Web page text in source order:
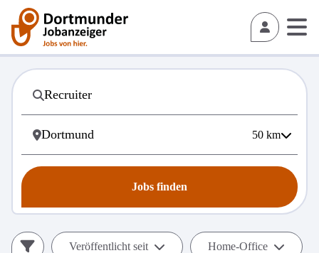
50 km
Jobs finden
Veröffentlicht seit Home-Office